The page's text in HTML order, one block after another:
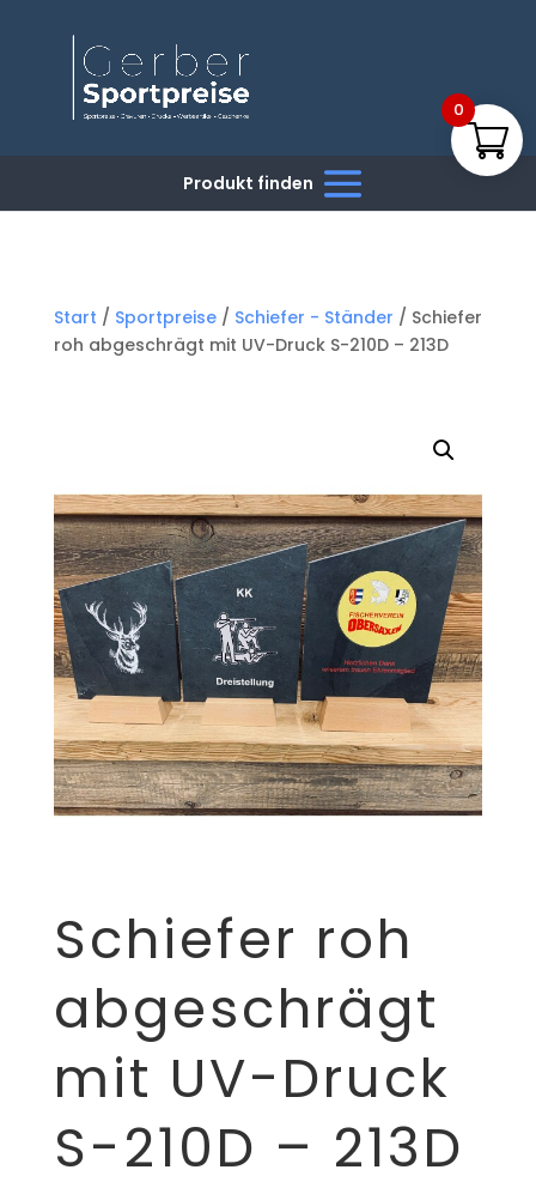
Start / Sportpreise/ Schiefer - Ständer / Schiefer
roh abgeschrägt mit UV-Druck S-210D – 213D
Schiefer roh
abgeschrägt
mit UV-Druck
S-210D – 213D
0